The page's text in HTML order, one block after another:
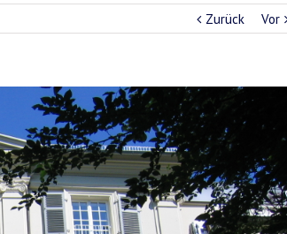
Zurück Vor